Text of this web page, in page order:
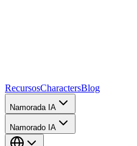
RecursosCharactersBlog
Namorada IA
Namorado IA